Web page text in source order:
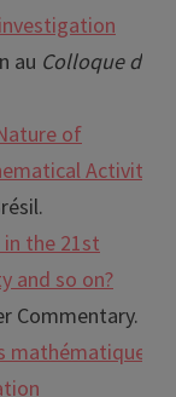
au Colloque du
of
Activity
the 21st
and so on?
Commentary.
mathématiques